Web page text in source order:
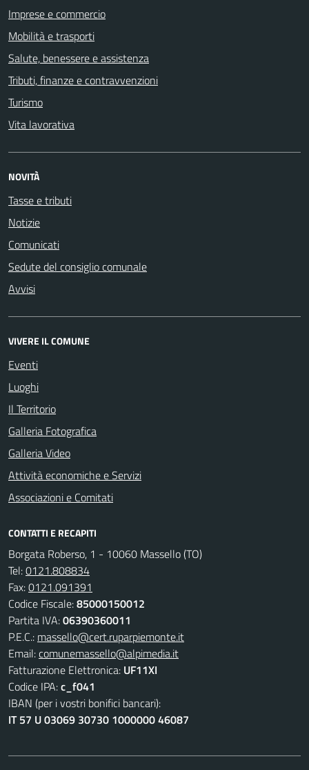
Imprese e commercio
Mobilità e trasporti
Salute, benessere e assistenza
Tributi, finanze e contravvenzioni
Turismo
Vita lavorativa
NOVITÀ
Tasse e tributi
Notizie
Comunicati
Sedute del consiglio comunale
Avvisi
VIVERE IL COMUNE
Eventi
Luoghi
Il Territorio
Galleria Fotografica
Galleria Video
Attività economiche e Servizi
Associazioni e Comitati
CONTATTI E RECAPITI
Borgata Roberso, 1 - 10060 Massello (TO)
Tel:0121.808834
Fax:0121.091391
Codice Fiscale:85000150012
Partita IVA:06390360011
P.E.C.: massello@cert.ruparpiemonte.it
Email:comunemassello@alpimedia.it
Fatturazione Elettronica: UF11XI
Codice IPA:c_f041
IBAN (per i vostri bonifici bancari):
IT 57 U 03069 30730 1000000 46087